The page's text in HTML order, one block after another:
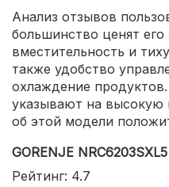
Анализ отзывов
большинство ценят
вместительность и
также удобство
охлаждение
указывают на
об этой модели
GORENJE NRC6203SXL5
Рейтинг: 4.7